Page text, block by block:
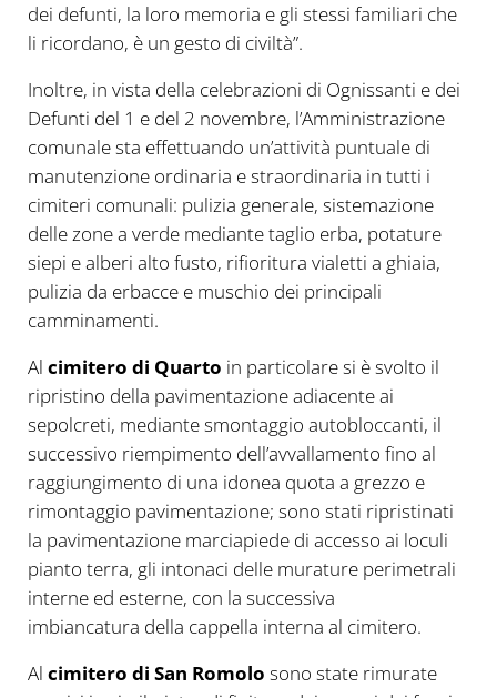
dei defunti, la loro memoria e gli stessi familiari che
li ricordano, è un gesto di civiltà”.
Inoltre, in vista della celebrazioni di Ognissanti e dei
Defunti del 1 e del 2 novembre, l’Amministrazione
comunale sta effettuando un’attività puntuale di
manutenzione ordinaria e straordinaria in tutti i
cimiteri comunali: pulizia generale, sistemazione
delle zone a verde mediante taglio erba, potature
siepi e alberi alto fusto, rifioritura vialetti a ghiaia,
pulizia da erbacce e muschio dei principali
camminamenti.
Al cimitero di Quarto in particolare si è svolto il
ripristino della pavimentazione adiacente ai
sepolcreti, mediante smontaggio autobloccanti, il
successivo riempimento dell’avvallamento fino al
raggiungimento di una idonea quota a grezzo e
rimontaggio pavimentazione; sono stati ripristinati
la pavimentazione marciapiede di accesso ai loculi
pianto terra, gli intonaci delle murature perimetrali
interne ed esterne, con la successiva
imbiancatura della cappella interna al cimitero.
Al cimitero di San Romolo sono state rimurate